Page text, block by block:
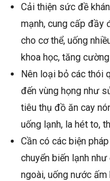
Cải thiện sức đề
mạnh, cung cấp đầy
cho cơ thể, uống
khoa học, tăng
Nên loại bỏ các thói
đến vùng họng như
tiêu thụ đồ ăn cay
uống lạnh, la hét to,
Cần có các biện
chuyển biến lạnh
ngoài, uống nước